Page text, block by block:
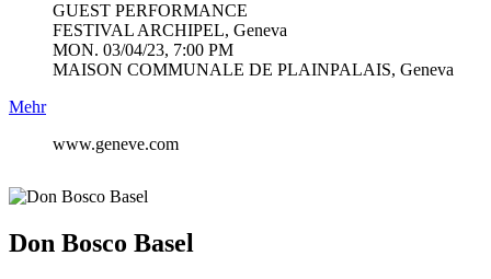
GUEST PERFORMANCE
FESTIVAL ARCHIPEL, Geneva
MON. 03/04/23, 7:00 PM
MAISON COMMUNALE DE PLAINPALAIS, Geneva
Mehr
www.geneve.com
Don Bosco Basel